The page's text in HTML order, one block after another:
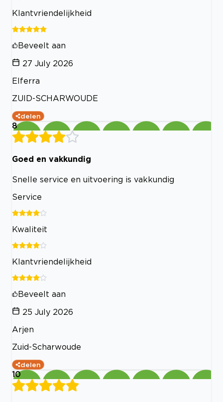
Klantvriendelijkheid
Beveelt aan
27 July 2026
Elferra
ZUID-SCHARWOUDE
delen
8
Goed en vakkundig
Snelle service en uitvoering is vakkundig
Service
Kwaliteit
Klantvriendelijkheid
Beveelt aan
25 July 2026
Arjen
Zuid-Scharwoude
delen
10